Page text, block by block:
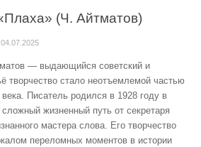
(Ч. Айтматов)
04.07.2025
— выдающийся советский и
творчество стало неотъемлемой частью
Писатель родился в 1928 году в
жизненный путь от секретаря
мастера слова. Его творчество
переломных моментов в истории